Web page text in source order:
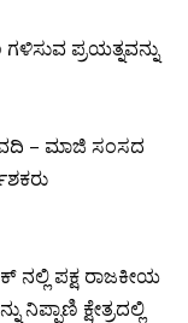
ಪ್ರಯತ್ನವನ್ನು
– ಮಾಜಿ ಸಂಸದ
ನಲ್ಲಿ ಪಕ್ಷ ರಾಜಕೀಯ
ಕ್ಷೇತ್ರದಲ್ಲಿ